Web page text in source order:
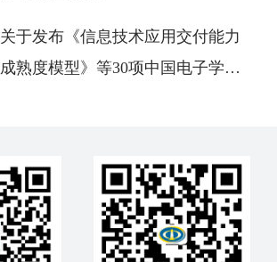
关于发布《信息技术应用交付能力
成熟度模型》等30项中国电子学会